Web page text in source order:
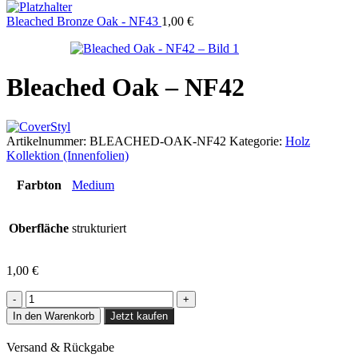
Bleached Bronze Oak - NF43 1,00 €
Bleached Oak – NF42
Artikelnummer: BLEACHED-OAK-NF42 Kategorie: Holz
Kollektion (Innenfolien)
Farbton Medium
Oberfläche strukturiert
1,00 €
Bleached
Oak
-
NF42
Menge
In den Warenkorb Jetzt kaufen
Versand & Rückgabe